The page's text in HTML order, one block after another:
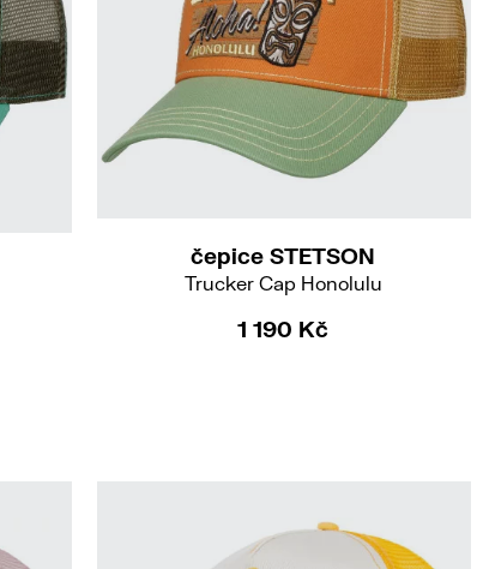
čepice STETSON
Trucker Cap Honolulu
1 190 Kč